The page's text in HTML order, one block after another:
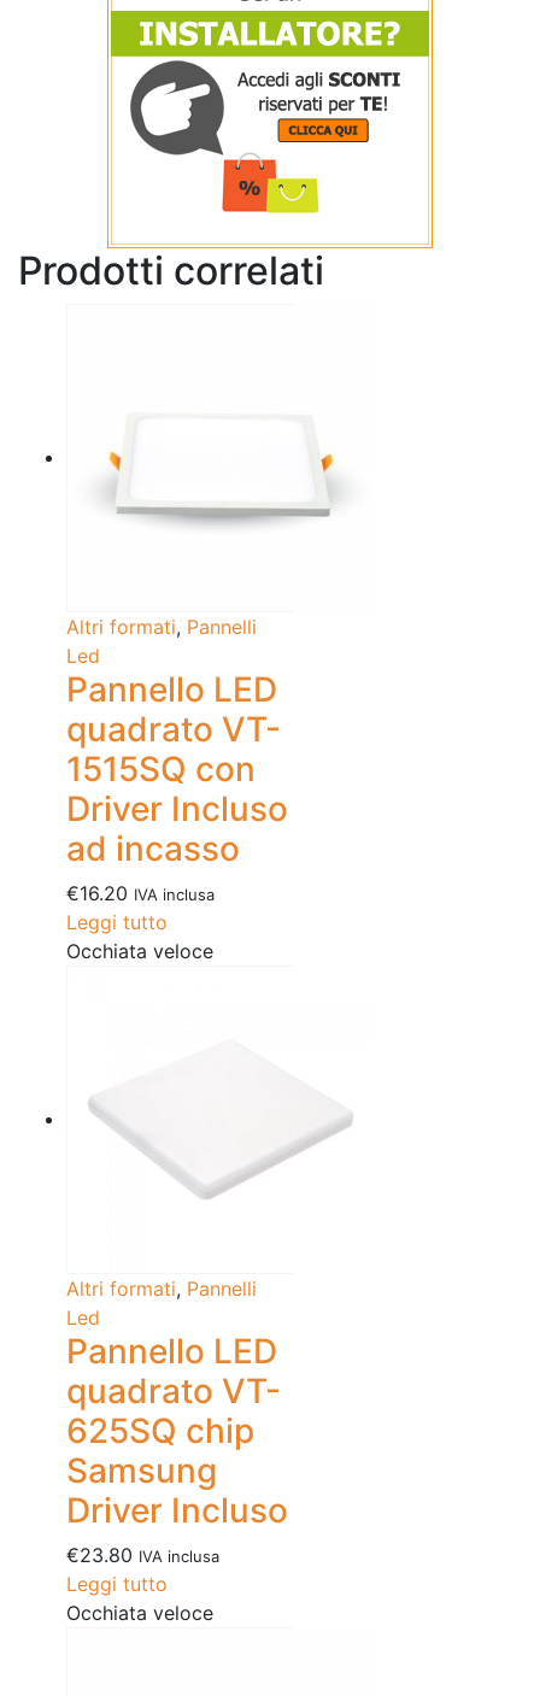
Prodotti correlati
Altri formati, Pannelli
Led
Pannello LED
quadrato VT-
1515SQ con
Driver Incluso
ad incasso
€16.20 IVA inclusa
Leggi tutto
Occhiata veloce
Altri formati, Pannelli
Led
Pannello LED
quadrato VT-
625SQ chip
Samsung
Driver Incluso
€23.80 IVA inclusa
Leggi tutto
Occhiata veloce